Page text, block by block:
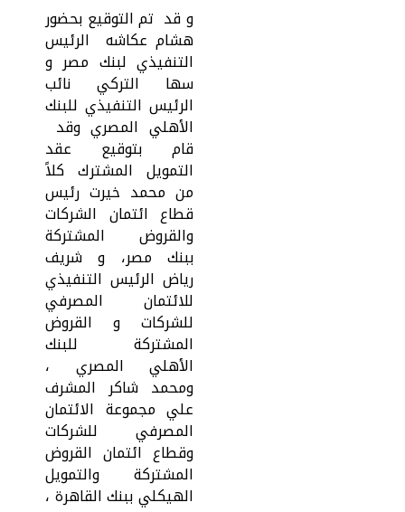
و قد تم التوقيع بحضور
هشام عكاشه الرئيس
التنفيذي لبنك مصر و
سها التركي نائب
الرئيس التنفيذي للبنك
الأهلي المصري وقد
قام بتوقيع عقد
التمويل المشترك كلاً
من محمد خيرت رئيس
قطاع ائتمان الشركات
والقروض المشتركة
ببنك مصر، و شريف
رياض الرئيس التنفيذي
للائتمان المصرفي
للشركات و القروض
المشتركة للبنك
الأهلي المصري ،
ومحمد شاكر المشرف
علي مجموعة الائتمان
المصرفي للشركات
وقطاع ائتمان القروض
المشتركة والتمويل
الهيكلي ببنك القاهرة ،